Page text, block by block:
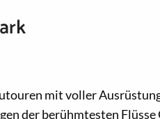
mit voller
der berühmtesten